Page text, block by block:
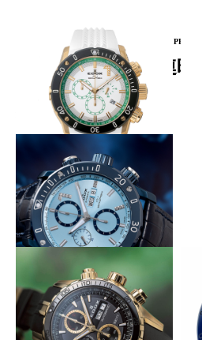
PICKUP
関連時
創業の地を色で表す
クロノオフショア１ クロノグ
ラフ バイアピーク シートゥー
スカイ リミテッドエディショ
ン
深
ク
マ
マ
テ
ダイヤルが湛える澄みきった空の色
EDOX
クロノオフショア１ クロノグ
ラフ オートマチック ファーマ
メント シートゥースカイ リミ
テッドエディション
北
ク
ル